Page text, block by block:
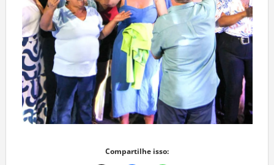
Compartilhe isso: